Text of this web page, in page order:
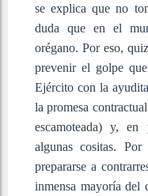
se explica que no
duda que en el
orégano. Por eso,
prevenir el golpe
Ejército con la
la promesa
escamoteada) y, en
algunas cositas.
prepararse a
inmensa mayoría del